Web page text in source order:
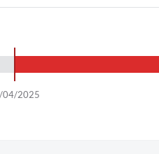
04/2025